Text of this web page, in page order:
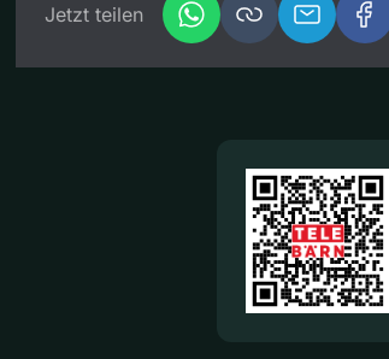
Jetzt teilen